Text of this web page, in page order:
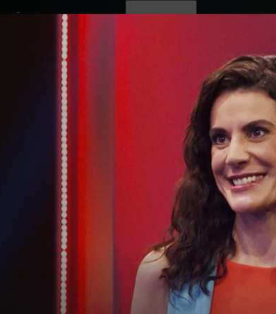
Živě TV program Operátoři